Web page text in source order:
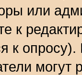
или
к
к
могут